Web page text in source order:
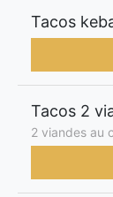
Tacos
Tacos 2
2 viandes au